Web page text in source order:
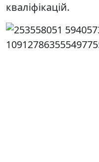
кваліфікацій.